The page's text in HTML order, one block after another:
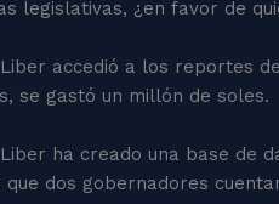
legislativas, ¿en favor de
accedió a los reportes
se gastó un millón de soles.
ha creado una base de
que dos gobernadores